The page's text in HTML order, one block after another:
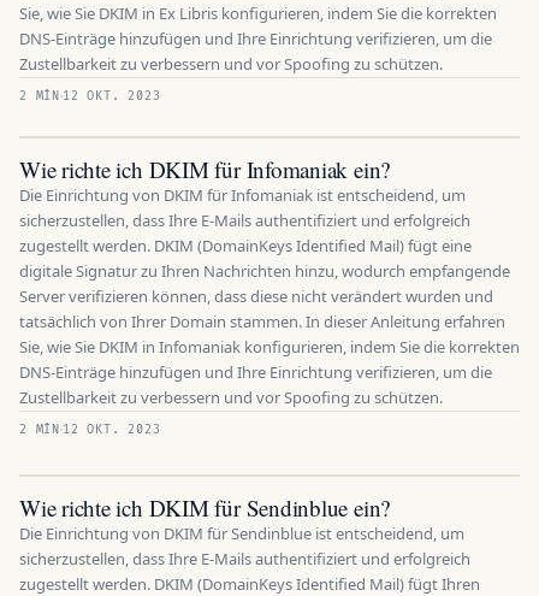
Sie, wie Sie DKIM in Ex Libris konfigurieren, indem Sie die korrekten
DNS-Einträge hinzufügen und Ihre Einrichtung verifizieren, um die
Zustellbarkeit zu verbessern und vor Spoofing zu schützen.
2 MÍN 12 OKT. 2023
Wie richte ich DKIM für Infomaniak ein?
Die Einrichtung von DKIM für Infomaniak ist entscheidend, um
sicherzustellen, dass Ihre E-Mails authentifiziert und erfolgreich
zugestellt werden. DKIM (DomainKeys Identified Mail) fügt eine
digitale Signatur zu Ihren Nachrichten hinzu, wodurch empfangende
Server verifizieren können, dass diese nicht verändert wurden und
tatsächlich von Ihrer Domain stammen. In dieser Anleitung erfahren
Sie, wie Sie DKIM in Infomaniak konfigurieren, indem Sie die korrekten
DNS-Einträge hinzufügen und Ihre Einrichtung verifizieren, um die
Zustellbarkeit zu verbessern und vor Spoofing zu schützen.
2 MÍN 12 OKT. 2023
Wie richte ich DKIM für Sendinblue ein?
Die Einrichtung von DKIM für Sendinblue ist entscheidend, um
sicherzustellen, dass Ihre E-Mails authentifiziert und erfolgreich
zugestellt werden. DKIM (DomainKeys Identified Mail) fügt Ihren